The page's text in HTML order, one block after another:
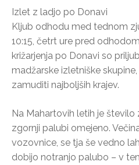
Izlet z ladjo po Donavi
Kljub odhodu med tednom
10:15, četrt ure pred
križarjenja po Donavi so
madžarske izletniške
zamuditi najboljših krajev.
Na Mahartovih letih je število
zgornji palubi omejeno.
vozovnice, se tja še vedno
dobijo notranjo palubo – v